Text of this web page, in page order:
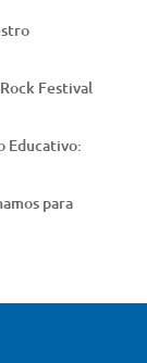
Festival
Educativo:
para